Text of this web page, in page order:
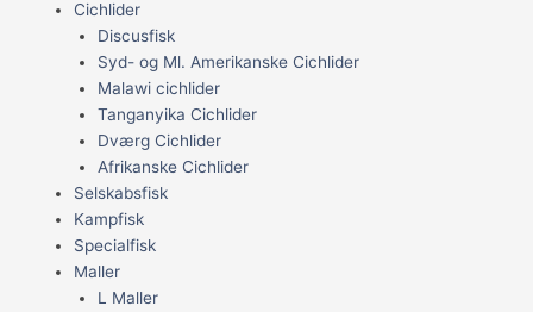
Cichlider
Discusfisk
Syd- og Ml. Amerikanske Cichlider
Malawi cichlider
Tanganyika Cichlider
Dværg Cichlider
Afrikanske Cichlider
Selskabsfisk
Kampfisk
Specialfisk
Maller
L Maller